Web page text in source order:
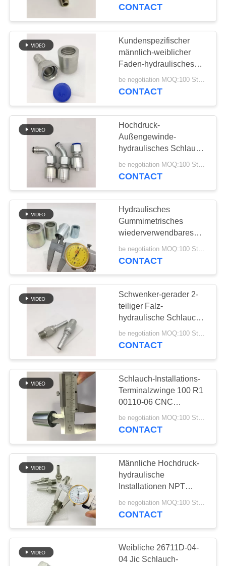
TRETEN
SIE
MIT
VERBINDUNG
FORDERN
ZITAT
SITEMAP
PRIVACY
POLICY
JIS-Schlauch-
Installationen
BSP-
Schlauchinstallationen
49
Lärm-Schlauch-
Installationen
Edelstahl-Schlauch-
Adapter
46
Männlich-weibliches
Schlauch-
Verbindungsstück
Edelstahl
CONTACT
Kundenspezifischer
männlich-weiblicher
Faden-hydraulisches
Schlauch-Installations-
heißes geschmiedet
be negotiation MOQ:100 Stücke
CONTACT
Hochdruck-
Außengewinde-
hydraulisches Schlauch-
Endpassstück JIC NPT
wiederverwendbar
CONTACT
Hydraulisches
Gummimetrisches
wiederverwendbares
des schlauch-Ärmel-
Verbindungsstück-
be negotiation MOQ:100 Stücke
CONTACT
Schwenker-gerader 2-
teiliger Falz-
hydraulische Schlauch-
Installation 15611SW M
NPT
be negotiation MOQ:100 Stücke
CONTACT
Schlauch-Installations-
Terminalzwinge 100 R1
00110-06 CNC
hydraulische
be negotiation MOQ:100 Stücke
CONTACT
Männliche Hochdruck-
hydraulische
Installationen NPT
15611-06-06
CONTACT
Weibliche 26711D-04-
04 Jic Schlauch-